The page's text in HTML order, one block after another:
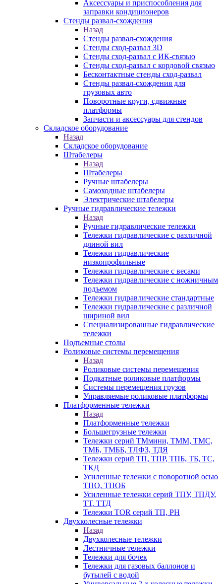
Аксессуары и приспособления для
заправки кондиционеров
Стенды развал-схождения
Назад
Стенды развал-схождения
Стенды сход-развал 3D
Стенды сход-развал с ИК-связью
Стенды сход-развал с кордовой связью
Бесконтактные стенды сход-развал
Стенды развал-схождения для
грузовых авто
Поворотные круги, сдвижные
платформы
Запчасти и аксессуары для стендов
Складское оборудование
Назад
Складское оборудование
Штабелеры
Назад
Штабелеры
Ручные штабелеры
Самоходные штабелеры
Электрические штабелеры
Ручные гидравлические тележки
Назад
Ручные гидравлические тележки
Тележки гидравлические с различной
длиной вил
Тележки гидравлические
низкопрофильные
Тележки гидравлические с весами
Тележки гидравлические с ножничным
подъемом
Тележки гидравлические стандартные
Тележки гидравлические с различной
шириной вил
Специализированные гидравлические
тележки
Подъемные столы
Роликовые системы перемещения
Назад
Роликовые системы перемещения
Подкатные роликовые платформы
Системы перемещения грузов
Управляемые роликовые платформы
Платформенные тележки
Назад
Платформенные тележки
Большегрузные тележки
Тележки серий ТМмини, ТММ, ТМС,
ТМБ, ТМББ, ТЛФЗ, ТДЯ
Тележки серий ТП, ТПР, ТПБ, ТБ, ТС,
ТКД
Усиленные тележки с поворотной осью
ТПО, ТПОБ
Усиленные тележки серий ТПУ, ТПДУ,
ТТ, ТТД
Тележки TOR серий ТП, PH
Двухколесные тележки
Назад
Двухколесные тележки
Лестничные тележки
Тележки для бочек
Тележки для газовых баллонов и
бутылей с водой